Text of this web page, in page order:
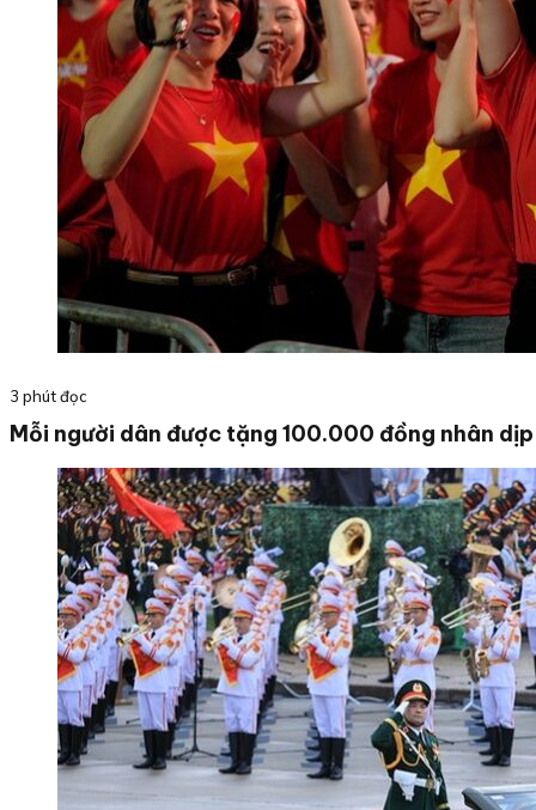
3 phút đọc
Mỗi người dân được tặng 100.000 đồng nhân